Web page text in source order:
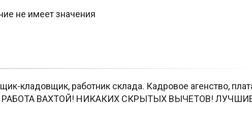
не имеет значения
кладовщик, работник склада. Кадровое агенство,
РАБОТА ВАХТОЙ! НИКАКИХ СКРЫТЫХ ВЫЧЕТОВ!